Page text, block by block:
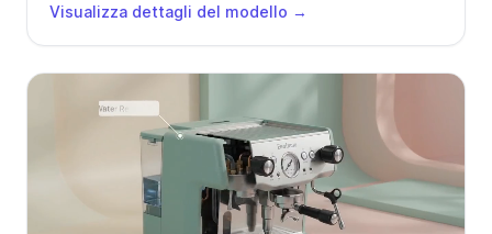
Visualizza dettagli del modello →